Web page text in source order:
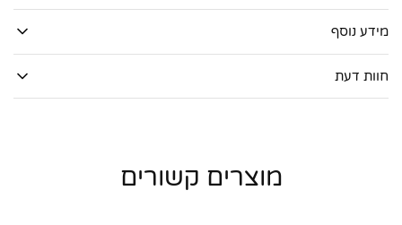
מידע נוסף
חוות דעת
מוצרים קשורים